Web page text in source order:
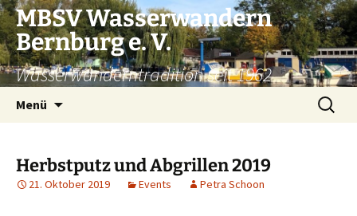
Zum
Inhalt
springen
MBSV Wasserwandern
Bernburg e. V.
Wasserwanderntradition seit 1962
Menü
Suchen
nach:
Herbstputz und Abgrillen 2019
21. Oktober 2019 Events Petra Schoon